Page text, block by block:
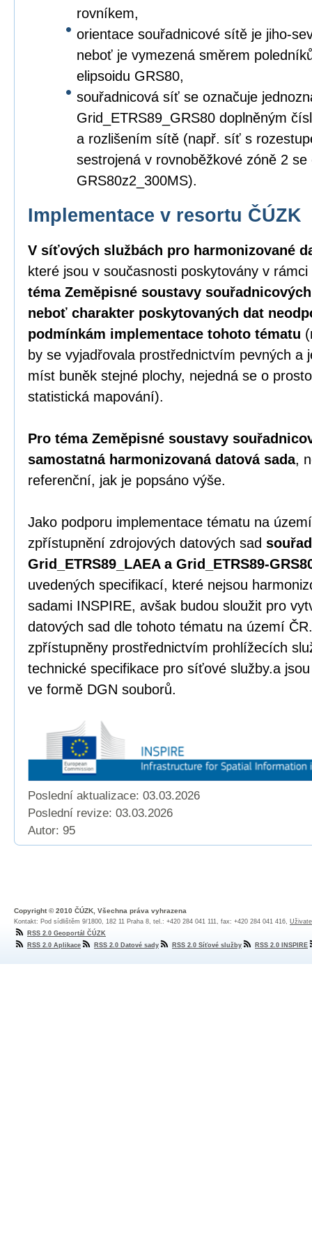
rovníkem,
orientace souřadnicové sítě je jiho-
neboť je vymezená směrem
elipsoidu GRS80,
souřadnicová síť se označuje
Grid_ETRS89_GRS80 doplněným
a rozlišením sítě (např. síť s
sestrojená v rovnoběžkové zóně 2
GRS80z2_300MS).
Implementace v resortu ČÚZK
V síťových službách pro harmonizované
které jsou v současnosti poskytovány v
téma Zeměpisné soustavy
neboť charakter poskytovaných dat
podmínkám implementace tohoto tématu
by se vyjadřovala prostřednictvím pevných a
míst buněk stejné plochy, nejedná se o
statistická mapování).
Pro téma Zeměpisné soustavy
samostatná harmonizovaná datová sada,
referenční, jak je popsáno výše.
Jako podporu implementace tématu na
zpřístupnění zdrojových datových sad
Grid_ETRS89_LAEA a Grid_ETRS89-
uvedených specifikací, které nejsou
sadami INSPIRE, avšak budou sloužit pro
datových sad dle tohoto tématu na území
zpřístupněny prostřednictvím prohlížecích
technické specifikace pro síťové služby.a
ve formě DGN souborů.
Poslední aktualizace: 03.03.2026
Poslední revize: 03.03.2026
Autor: 95
Copyright © 2010 ČÚZK, Všechna práva vyhrazena
Kontakt: Pod sídlištěm 9/1800, 182 11 Praha 8, tel.: +420 284 041 111, fax: +420 284 041 416,
RSS 2.0 Geoportál ČÚZK
RSS 2.0 Aplikace
RSS 2.0 Datové sady RSS 2.0 Síťové služby RSS 2.0 INSPIRE